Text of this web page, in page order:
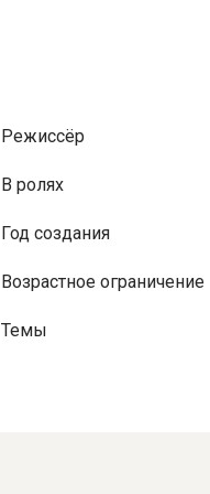
Режиссёр
В ролях
Год создания
Возрастное ограничение
Темы